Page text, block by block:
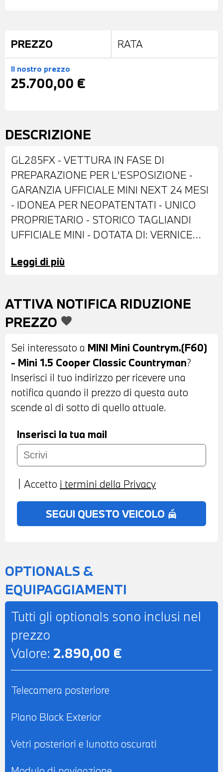
PREZZO RATA
Il nostro prezzo
25.700,00 €
DESCRIZIONE
GL285FX - VETTURA IN FASE DI
PREPARAZIONE PER L'ESPOSIZIONE -
GARANZIA UFFICIALE MINI NEXT 24 MESI
- IDONEA PER NEOPATENTATI - UNICO
PROPRIETARIO - STORICO TAGLIANDI
UFFICIALE MINI - DOTATA DI: VERNICE
IN LEGA DA 17" - FARI LED CON
ELETTRICAMENTE - BARRE
PORTATUTTO SUL TETTO - TETTO
AD AZIONAMENTO ELETTRICO - VETRI
POSTERIORI E LUNOTTO OSCURATI -
PIANO BLACK EXTERIEUR - SENSORI DI
PARCHEGGIO ANTERIORI E POSTERIORI -
TELECAMERA POSTERIORE - COMFORT
ACCESS SYSTEM - INTERNI IN STOFFA
ANTRACITE - VOLANTE IN PELLE CON
COMANDI MULTIFUNZIONE - CRUISE
AUTOMATICO - MINI DRIVING MODES -
DRIVING ASSISTANT - NAVIGATORE -
BLUETOOTH - USB - RADIO DIGITALE
WIRELESS PER IL CELLULARE -
COMPATIBILITA' CON CONNECTED DRIVE
SERVICES - TELESERVICES - CHIAMATA
AUTOMATICO BIZONA - SEDILI
ANTERIORI REGOLABILI
ELETTRICAMENTE CON FUNZIONE
MEMORY LATO GUIDA - SEDILI
DI PROVA - POSSIBILITA' DI PERMUTA -
POSSIBILITA' DI FINANZIAMENTO ANCHE
Leggi di più
ATTIVA NOTIFICA RIDUZIONE
PREZZO favorite
Sei interessato a MINI Mini Countrym.(F60)
- Mini 1.5 Cooper Classic Countryman?
Inserisci il tuo indirizzo per ricevere una
notifica quando il prezzo di questa auto
scende al di sotto di quello attuale.
Inserisci la tua mail
Accetto i termini della Privacy
SEGUI QUESTO VEICOLO no_crash
OPTIONALS &
EQUIPAGGIAMENTI
Tutti gli optionals sono inclusi nel
prezzo
Valore: 2.890,00 €
Telecamera posteriore
Piano Black Exterior
Vetri posteriori e lunotto oscurati